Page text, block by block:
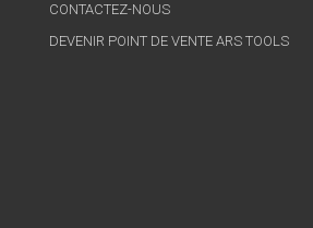
CONTACTEZ-NOUS
DEVENIR POINT DE VENTE ARS TOOLS